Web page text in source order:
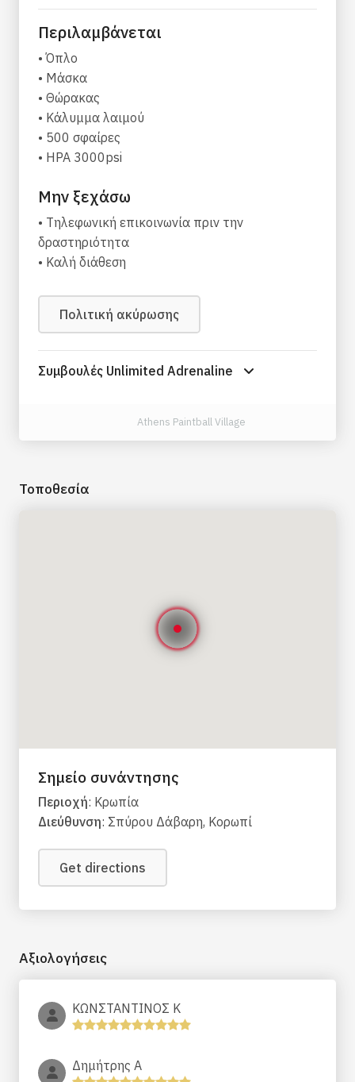
Ενημέρωση για τους κανόνες ασφαλείας
Κράτηση του πεδίου για 3 ώρες με την εποπτεία
κριτών
EXTRA ΧΡΩΜΑΤΟΣΦΑΙΡΕΣ
100 χρωματόσφαιρες 5€
500 χρωματόσφαιρες 15€
2000 χρωματόσφαιρες 60€
ΕΝΟΙΚΙΑΣΗ ΦΟΡΜΑΣ
extra ολόσωμη φόρμα 5€
*Για να πραγματοποιηθεί η δραστηριότητα
Περιλαμβάνεται
• Όπλο
• Μάσκα
• Θώρακας
• Κάλυμμα λαιμού
• 500 σφαίρες
• HPA 3000psi
Μην ξεχάσω
• Tηλεφωνική επικοινωνία πριν την
δραστηριότητα
• Καλή διάθεση
Πολιτική ακύρωσης
Συμβουλές Unlimited Adrenaline
Athens Paintball Village
Τοποθεσία
Σημείο συνάντησης
Περιοχή: Κρωπία
Διεύθυνση: Σπύρου Δάβαρη, Κορωπί
Get directions
Αξιολογήσεις
ΚΩΝΣΤΑΝΤΙΝΟΣ Κ
Δημήτρης Α